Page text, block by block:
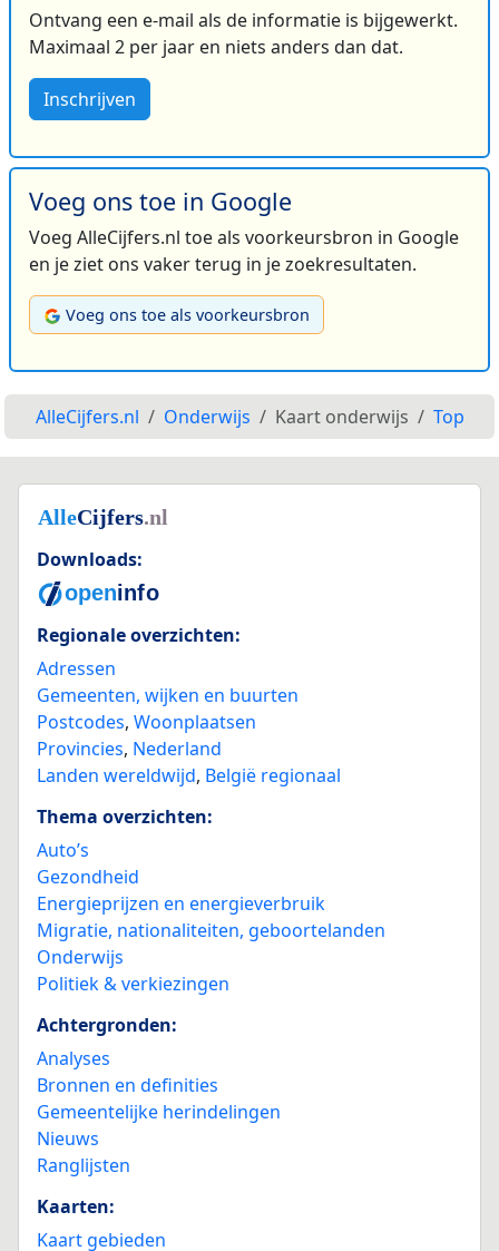
Ontvang een e-mail als de informatie is bijgewerkt.
Maximaal 2 per jaar en niets anders dan dat.
Inschrijven
Voeg ons toe in Google
Voeg AlleCijfers.nl toe als voorkeursbron in Google
en je ziet ons vaker terug in je zoekresultaten.
Voeg ons toe als voorkeursbron
AlleCijfers.nl Onderwijs Kaart onderwijs Top
Downloads:
Regionale overzichten:
Adressen
Gemeenten, wijken en buurten
Postcodes, Woonplaatsen
Provincies, Nederland
Landen wereldwijd, België regionaal
Thema overzichten:
Auto’s
Gezondheid
Energieprijzen en energieverbruik
Migratie, nationaliteiten, geboortelanden
Onderwijs
Politiek & verkiezingen
Achtergronden:
Analyses
Bronnen en definities
Gemeentelijke herindelingen
Nieuws
Ranglijsten
Kaarten:
Kaart gebieden